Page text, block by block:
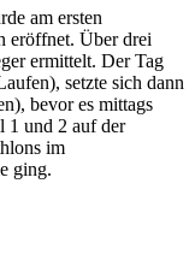
am ersten
eröffnet. Über drei
ermittelt. Der Tag
setzte sich dann
bevor es mittags
1 und 2 auf der
im
ging.